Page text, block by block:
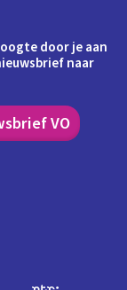
door je aan
naar
VO